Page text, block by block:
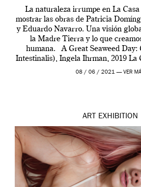
La naturaleza irrumpe en La
mostrar las obras de Patricia
y Eduardo Navarro. Una visión
la Madre Tierra y lo que
humana. A Great Seaweed Day:
Intestinalis), Ingela Ihrman, 2019 La
Madrid y la
08 / 06 / 2021 — VER
ART EXHIBITION